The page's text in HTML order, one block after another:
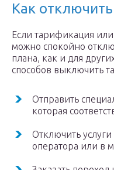
Как
Если тарификация
можно спокойно
плана, как и для
способов выключить
Отправить
которая
Отключить
оператора или в